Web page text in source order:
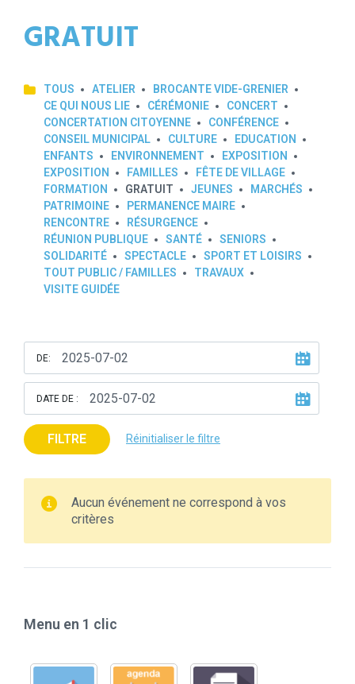
GRATUIT
TOUS ATELIER
BROCANTE VIDE-GRENIER
CE QUI NOUS LIE
CÉRÉMONIE
CONCERT
CONCERTATION CITOYENNE
CONFÉRENCE
CONSEIL MUNICIPAL
CULTURE
EDUCATION
ENFANTS
ENVIRONNEMENT
EXPOSITION
EXPOSITION
FAMILLES
FÊTE DE VILLAGE
FORMATION
GRATUIT JEUNES
MARCHÉS
PATRIMOINE
PERMANENCE MAIRE
RENCONTRE
RÉSURGENCE
RÉUNION PUBLIQUE
SANTÉ
SENIORS
SOLIDARITÉ
SPECTACLE
SPORT ET LOISIRS
TOUT PUBLIC / FAMILLES
TRAVAUX
VISITE GUIDÉE
DE:
DATE DE :
FILTRE Réinitialiser le filtre
Aucun événement ne correspond à vos
critères
Menu en 1 clic